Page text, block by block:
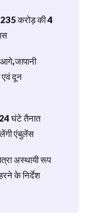
235 करोड़ की 4
एवं दून
24 घंटे तैनात
एंबुलेंस
अस्थायी रूप
के निर्देश